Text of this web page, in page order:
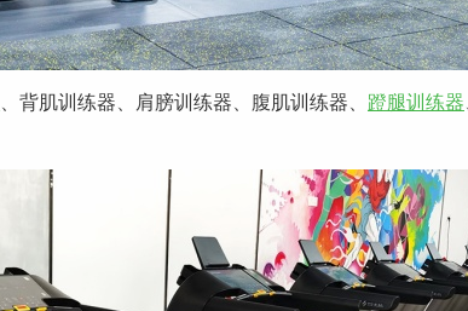
、背肌训练器、肩膀训练器、腹肌训练器、 蹬腿训练器